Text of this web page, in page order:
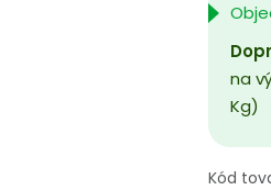
na
Kg)
Kód